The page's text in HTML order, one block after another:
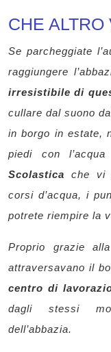
CHE
Se parcheggiate
raggiungere
irresistibile di
cullare dal suono
in borgo in estate,
piedi con
Scolastica che vi
corsi d’acqua, i
potrete riempire la
Proprio grazie
attraversavano il
centro di
dagli stessi
dell’abbazia.